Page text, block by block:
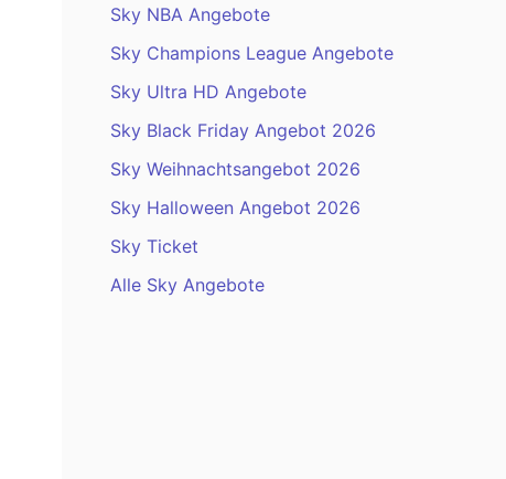
Sky NBA Angebote
Sky Champions League Angebote
Sky Ultra HD Angebote
Sky Black Friday Angebot 2026
Sky Weihnachtsangebot 2026
Sky Halloween Angebot 2026
Sky Ticket
Alle Sky Angebote